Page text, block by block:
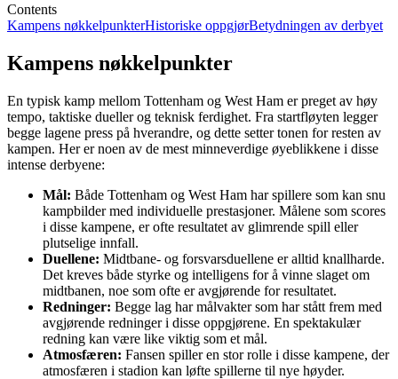
Contents
Kampens nøkkelpunkterHistoriske oppgjørBetydningen av derbyet
Kampens nøkkelpunkter
En typisk kamp mellom Tottenham og West Ham er preget av høy
tempo, taktiske dueller og teknisk ferdighet. Fra startfløyten legger
begge lagene press på hverandre, og dette setter tonen for resten av
kampen. Her er noen av de mest minneverdige øyeblikkene i disse
intense derbyene:
Mål: Både Tottenham og West Ham har spillere som kan snu
kampbilder med individuelle prestasjoner. Målene som scores
i disse kampene, er ofte resultatet av glimrende spill eller
plutselige innfall.
Duellene: Midtbane- og forsvarsduellene er alltid knallharde.
Det kreves både styrke og intelligens for å vinne slaget om
midtbanen, noe som ofte er avgjørende for resultatet.
Redninger: Begge lag har målvakter som har stått frem med
avgjørende redninger i disse oppgjørene. En spektakulær
redning kan være like viktig som et mål.
Atmosfæren: Fansen spiller en stor rolle i disse kampene, der
atmosfæren i stadion kan løfte spillerne til nye høyder.